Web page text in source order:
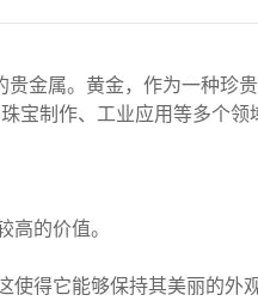
金属。黄金，作为一种珍
宝制作、工业应用等多个领
高的价值。
得它能够保持其美丽的外